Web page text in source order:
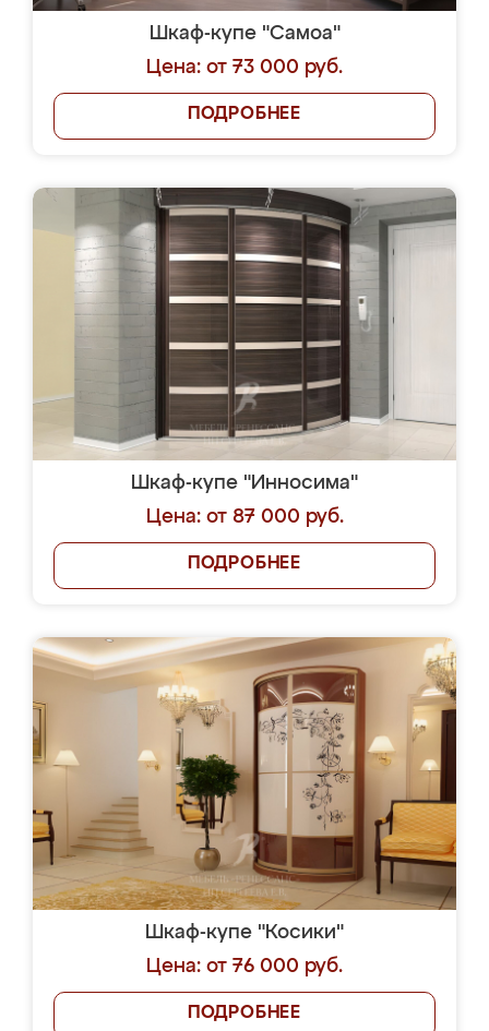
Шкаф-купе "Самоа"
Цена: от 73 000 руб.
ПОДРОБНЕЕ
Шкаф-купе "Инносима"
Цена: от 87 000 руб.
ПОДРОБНЕЕ
Шкаф-купе "Косики"
Цена: от 76 000 руб.
ПОДРОБНЕЕ